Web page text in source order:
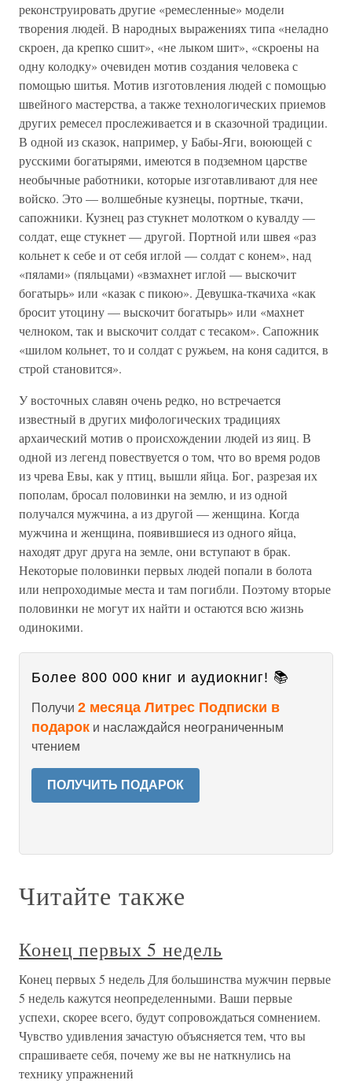
реконструировать другие «ремесленные» модели
творения людей. В народных выражениях типа «неладно
скроен, да крепко сшит», «не лыком шит», «скроены на
одну колодку» очевиден мотив создания человека с
помощью шитья. Мотив изготовления людей с помощью
швейного мастерства, а также технологических приемов
других ремесел прослеживается и в сказочной традиции.
В одной из сказок, например, у Бабы-Яги, воюющей с
русскими богатырями, имеются в подземном царстве
необычные работники, которые изготавливают для нее
войско. Это — волшебные кузнецы, портные, ткачи,
сапожники. Кузнец раз стукнет молотком о кувалду —
солдат, еще стукнет — другой. Портной или швея «раз
кольнет к себе и от себя иглой — солдат с конем», над
«пялами» (пяльцами) «взмахнет иглой — выскочит
богатырь» или «казак с пикою». Девушка-ткачиха «как
бросит утоцину — выскочит богатырь» или «махнет
челноком, так и выскочит солдат с тесаком». Сапожник
«шилом кольнет, то и солдат с ружьем, на коня садится, в
строй становится».
У восточных славян очень редко, но встречается
известный в других мифологических традициях
архаический мотив о происхождении людей из яиц. В
одной из легенд повествуется о том, что во время родов
из чрева Евы, как у птиц, вышли яйца. Бог, разрезая их
пополам, бросал половинки на землю, и из одной
получался мужчина, а из другой — женщина. Когда
мужчина и женщина, появившиеся из одного яйца,
находят друг друга на земле, они вступают в брак.
Некоторые половинки первых людей попали в болота
или непроходимые места и там погибли. Поэтому вторые
половинки не могут их найти и остаются всю жизнь
одинокими.
Более 800 000 книг и аудиокниг! 📚
Получи 2 месяца Литрес Подписки в
подарок и наслаждайся неограниченным
чтением
ПОЛУЧИТЬ ПОДАРОК
Читайте также
Конец первых 5 недель
Конец первых 5 недель Для большинства мужчин первые
5 недель кажутся неопределенными. Ваши первые
успехи, скорее всего, будут сопровождаться сомнением.
Чувство удивления зачастую объясняется тем, что вы
спрашиваете себя, почему же вы не наткнулись на
технику упражнений